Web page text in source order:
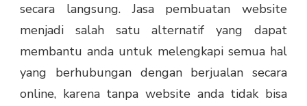
secara langsung. Jasa pembuatan website
menjadi salah satu alternatif yang dapat
membantu anda untuk melengkapi semua hal
yang berhubungan dengan berjualan secara
online, karena tanpa website anda tidak bisa